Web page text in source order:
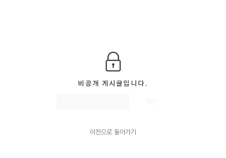
비공개 게시글입니다.
이전으로 돌아가기